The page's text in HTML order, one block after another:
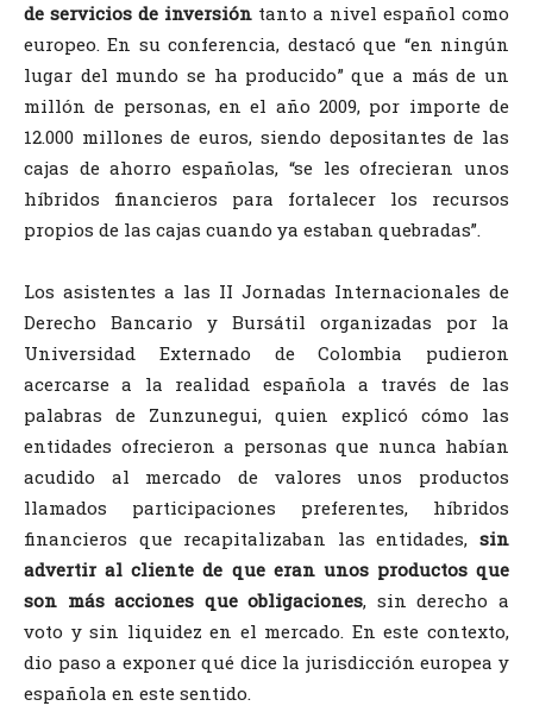
de servicios de inversión tanto a nivel español como
europeo. En su conferencia, destacó que “en ningún
lugar del mundo se ha producido” que a más de un
millón de personas, en el año 2009, por importe de
12.000 millones de euros, siendo depositantes de las
cajas de ahorro españolas, “se les ofrecieran unos
híbridos financieros para fortalecer los recursos
propios de las cajas cuando ya estaban quebradas”.
Los asistentes a las II Jornadas Internacionales de
Derecho Bancario y Bursátil organizadas por la
Universidad Externado de Colombia pudieron
acercarse a la realidad española a través de las
palabras de Zunzunegui, quien explicó cómo las
entidades ofrecieron a personas que nunca habían
acudido al mercado de valores unos productos
llamados participaciones preferentes, híbridos
financieros que recapitalizaban las entidades, sin
advertir al cliente de que eran unos productos que
son más acciones que obligaciones, sin derecho a
voto y sin liquidez en el mercado. En este contexto,
dio paso a exponer qué dice la jurisdicción europea y
española en este sentido.